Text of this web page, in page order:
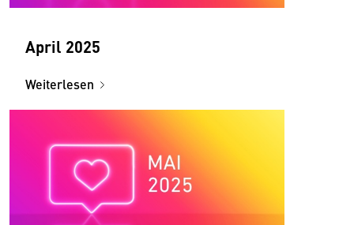
April 2025
Weiterlesen